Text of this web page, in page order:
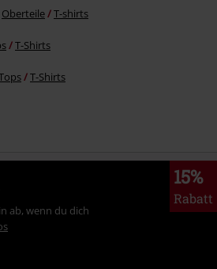
Oberteile T-shirts
T-Shirts
T-Shirts
15%
Rabatt
ab, wenn du dich